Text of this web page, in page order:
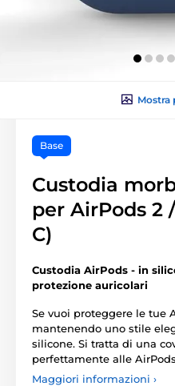
Mostra
Base
Custodia
per AirPods 2
C)
Custodia AirPods - in
protezione auricolari
Se vuoi proteggere le tue
mantenendo uno stile
silicone. Si tratta di una
perfettamente alle
Maggiori informazioni ›